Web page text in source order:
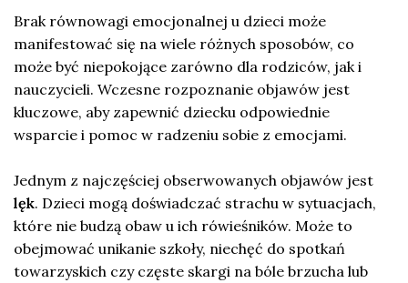
Brak równowagi emocjonalnej u dzieci może
manifestować się na wiele różnych sposobów, co
może być niepokojące zarówno dla rodziców, jak i
nauczycieli. Wczesne rozpoznanie objawów jest
kluczowe, aby zapewnić dziecku odpowiednie
wsparcie i pomoc w radzeniu sobie z emocjami.
Jednym z najczęściej obserwowanych objawów jest
lęk. Dzieci mogą doświadczać strachu w sytuacjach,
które nie budzą obaw u ich rówieśników. Może to
obejmować unikanie szkoły, niechęć do spotkań
towarzyskich czy częste skargi na bóle brzucha lub